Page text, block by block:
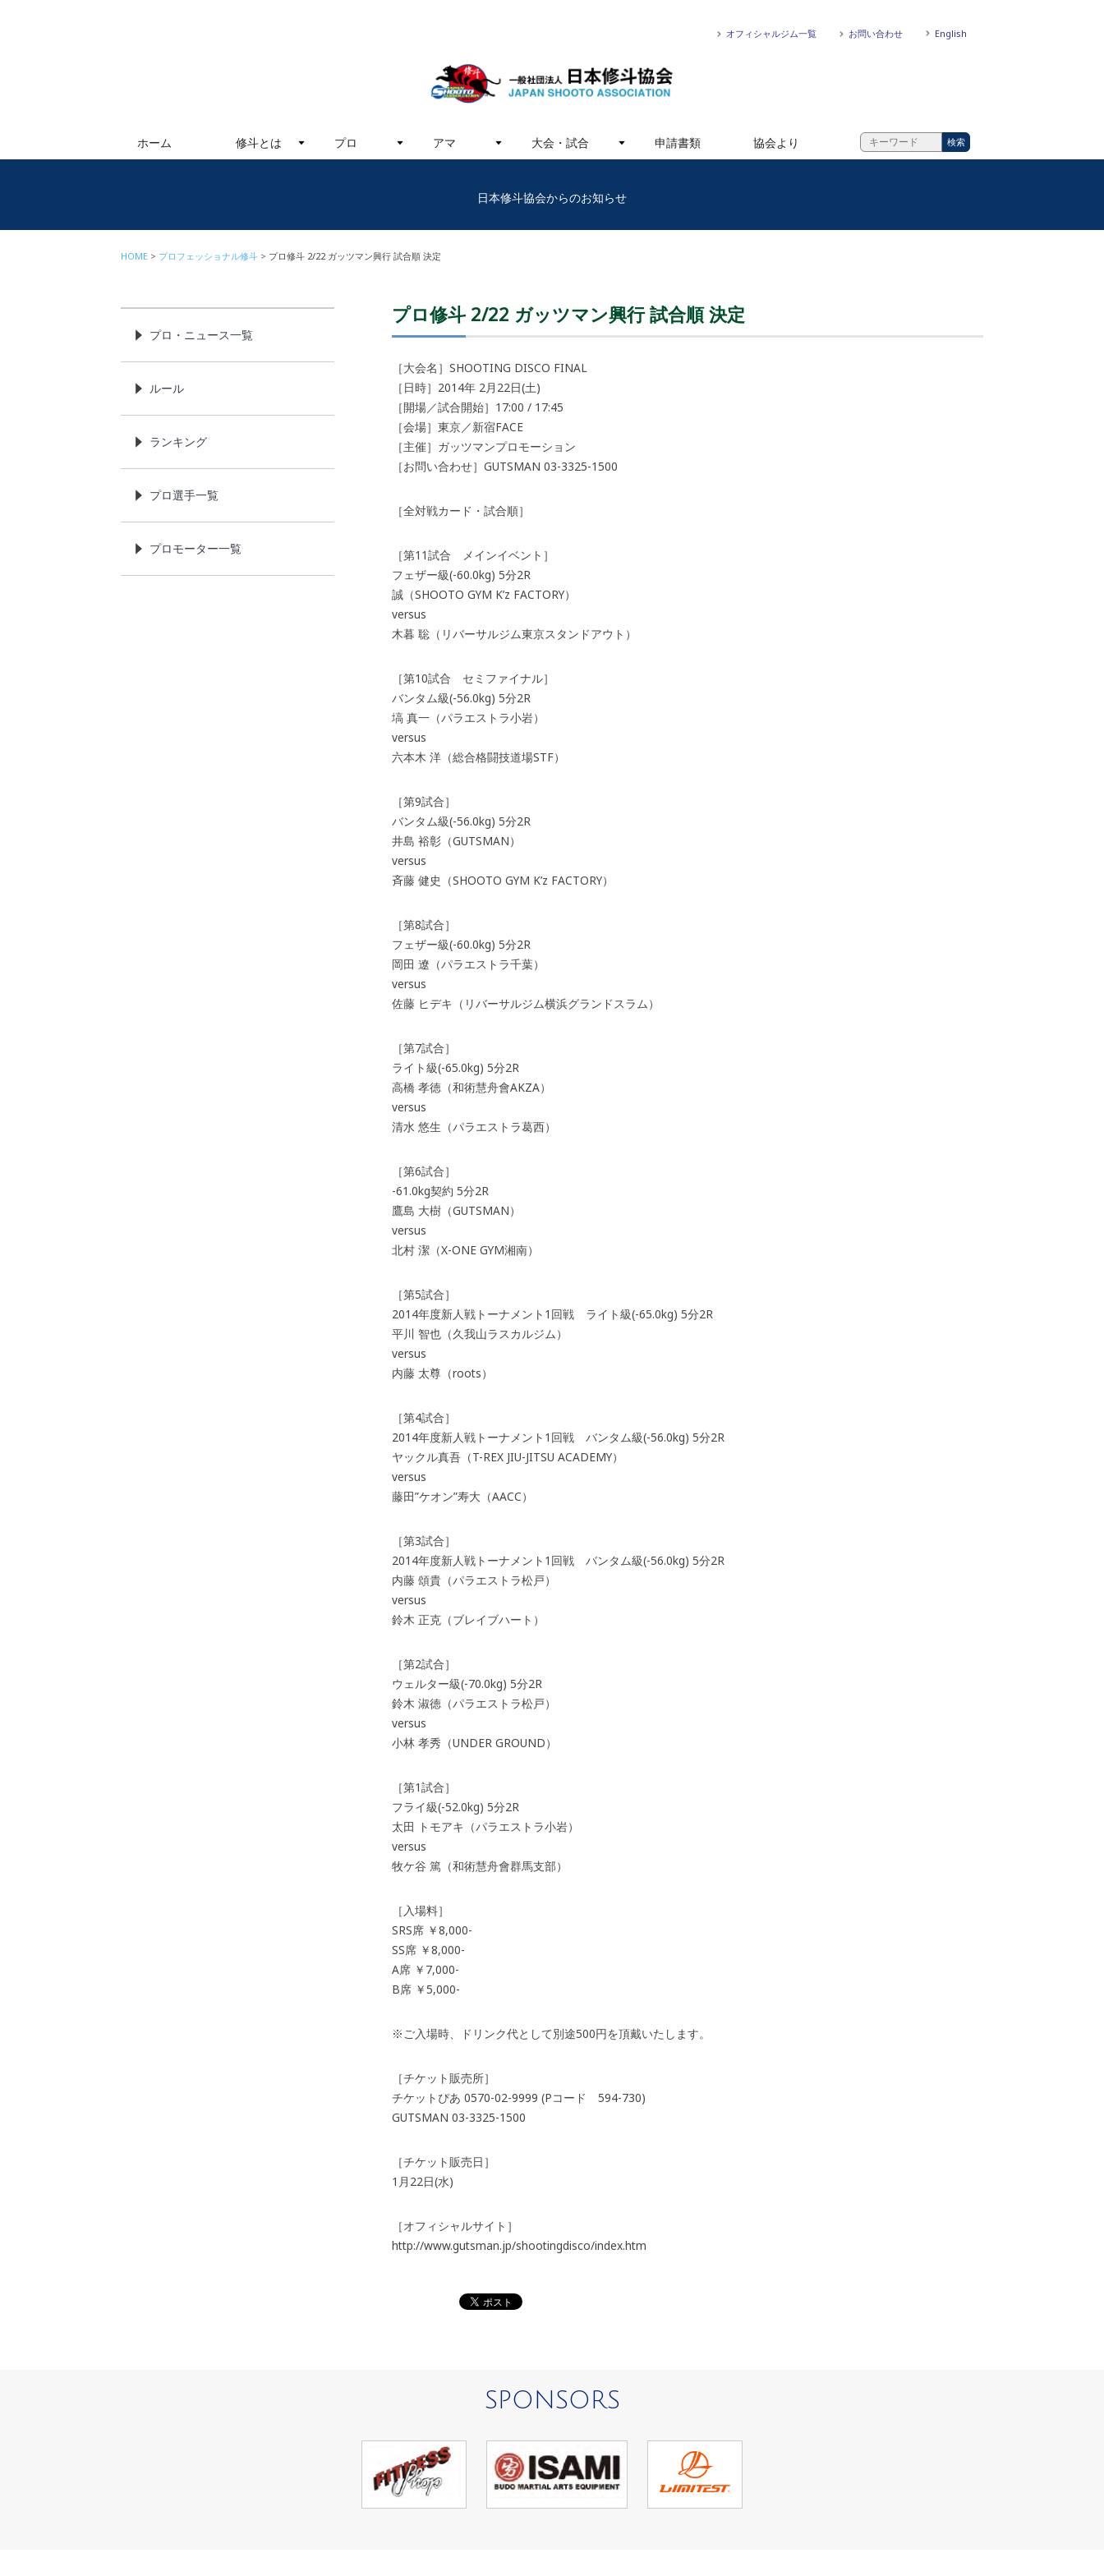
オフィシャルジム一覧 お問い合わせ English
ホーム 修斗とは プロ アマ 大会・試合 申請書類 協会より
日本修斗協会からのお知らせ
HOME プロフェッショナル修斗 プロ修斗 2/22 ガッツマン興行 試合順 決定
プロ修斗 2/22 ガッツマン興行 試合順 決定
［大会名］SHOOTING DISCO FINAL
［日時］2014年 2月22日(土)
［開場／試合開始］17:00 / 17:45
［会場］東京／新宿FACE
［主催］ガッツマンプロモーション
［お問い合わせ］GUTSMAN 03-3325-1500
［全対戦カード・試合順］
［第11試合 メインイベント］
フェザー級(-60.0kg) 5分2R
誠（SHOOTO GYM K’z FACTORY）
versus
木暮 聡（リバーサルジム東京スタンドアウト）
［第10試合 セミファイナル］
バンタム級(-56.0kg) 5分2R
塙 真一（パラエストラ小岩）
versus
六本木 洋（総合格闘技道場STF）
［第9試合］
バンタム級(-56.0kg) 5分2R
井島 裕彰（GUTSMAN）
versus
斉藤 健史（SHOOTO GYM K’z FACTORY）
［第8試合］
フェザー級(-60.0kg) 5分2R
岡田 遼（パラエストラ千葉）
versus
佐藤 ヒデキ（リバーサルジム横浜グランドスラム）
［第7試合］
ライト級(-65.0kg) 5分2R
高橋 孝徳（和術慧舟會AKZA）
versus
清水 悠生（パラエストラ葛西）
［第6試合］
-61.0kg契約 5分2R
鷹島 大樹（GUTSMAN）
versus
北村 潔（X-ONE GYM湘南）
［第5試合］
2014年度新人戦トーナメント1回戦 ライト級(-65.0kg) 5分2R
平川 智也（久我山ラスカルジム）
versus
内藤 太尊（roots）
［第4試合］
2014年度新人戦トーナメント1回戦 バンタム級(-56.0kg) 5分2R
ヤックル真吾（T-REX JIU-JITSU ACADEMY）
versus
藤田”ケオン”寿大（AACC）
［第3試合］
2014年度新人戦トーナメント1回戦 バンタム級(-56.0kg) 5分2R
内藤 頌貴（パラエストラ松戸）
versus
鈴木 正克（ブレイブハート）
［第2試合］
ウェルター級(-70.0kg) 5分2R
鈴木 淑徳（パラエストラ松戸）
versus
小林 孝秀（UNDER GROUND）
［第1試合］
フライ級(-52.0kg) 5分2R
太田 トモアキ（パラエストラ小岩）
versus
牧ケ谷 篤（和術慧舟會群馬支部）
［入場料］
SRS席 ￥8,000-
SS席 ￥8,000-
A席 ￥7,000-
B席 ￥5,000-
※ご入場時、ドリンク代として別途500円を頂戴いたします。
［チケット販売所］
チケットぴあ 0570-02-9999 (Pコード 594-730)
GUTSMAN 03-3325-1500
［チケット販売日］
1月22日(水)
［オフィシャルサイト］
http://www.gutsman.jp/shootingdisco/index.htm
プロ・ニュース一覧
ルール
ランキング
プロ選手一覧
プロモーター一覧
SPONSORS